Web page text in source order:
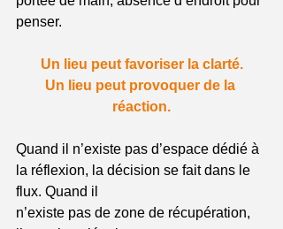
penser.
Un lieu peut favoriser la clarté.
Un lieu peut provoquer de la
réaction.
Quand il n’existe pas d’espace dédié à
la réflexion, la décision se fait dans le
flux. Quand il
n’existe pas de zone de récupération,